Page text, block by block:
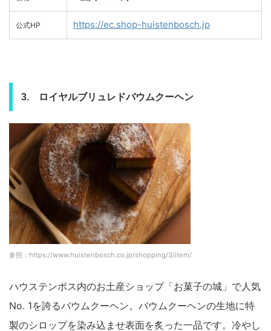
公式HP https://ec.shop-huistenbosch.jp
3. ロイヤルブリュレドバウムクーヘン
参照：https://www.huistenbosch.co.jp/shopping/3/item/
ハウステンボス内のお土産ショップ「お菓子の城」で人気
No. 1を誇るバウムクーヘン。バウムクーヘンの生地に特
製のシロップを染み込ませ表面を炙った一品です。冷やし